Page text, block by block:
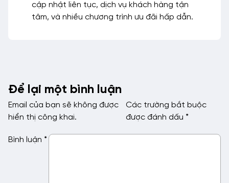
cập nhật liên tục, dịch vụ khách hàng tận
tâm, và nhiều chương trình ưu đãi hấp dẫn.
Để lại một bình luận
Email của bạn sẽ không được
hiển thị công khai.
Các trường bắt buộc
được đánh dấu *
Bình luận *